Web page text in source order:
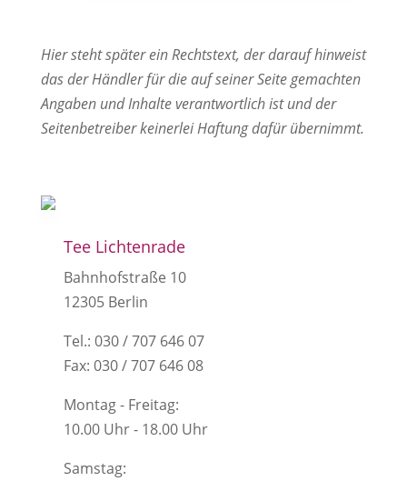
Hier steht später ein Rechtstext, der darauf hinweist
das der Händler für die auf seiner Seite gemachten
Angaben und Inhalte verantwortlich ist und der
Seitenbetreiber keinerlei Haftung dafür übernimmt.
Tee Lichtenrade
Bahnhofstraße 10
12305 Berlin
Tel.: 030 / 707 646 07
Fax: 030 / 707 646 08
Montag - Freitag:
10.00 Uhr - 18.00 Uhr
Samstag: